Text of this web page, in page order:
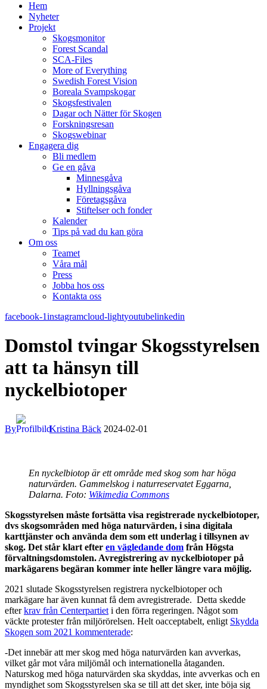
Hem
Nyheter
Projekt
Skogsmonitor
Forest Scandal
SCA-Files
More of Everything
Swedish Forest Vision
Boreala Svampskogar
Skogsfestivalen
Dagar och Nätter för Skogen
Forskningsresan
Skogswebinar
Engagera dig
Bli medlem
Ge en gåva
Minnesgåva
Hyllningsgåva
Företagsgåva
Stiftelser och fonder
Kalender
Tips på vad du kan göra
Om oss
Teamet
Våra mål​
Press
Jobba hos oss
Kontakta oss
facebook-1instagramcloud-lightyoutubelinkedin
Domstol tvingar Skogsstyrelsen
att ta hänsyn till
nyckelbiotoper
By Kristina Bäck 2024-02-01
En nyckelbiotop är ett område med skog som har höga
naturvärden. Gammelskog i naturreservatet Eggarna,
Dalarna. Foto: Wikimedia Commons
Skogsstyrelsen måste fortsätta visa registrerade nyckelbiotoper,
dvs skogsområden med höga naturvärden, i sina digitala
karttjänster och använda dem som ett underlag i tillsynen av
skog. Det står klart efter en vägledande dom från Högsta
förvaltningsdomstolen. Avregistrering av nyckelbiotoper på
markägarens begäran kommer inte heller längre vara möjlig.
2021 slutade Skogsstyrelsen registrera nyckelbiotoper och
markägare har även kunnat få dem avregistrerade. Detta skedde
efterkrav från Centerpartiet i den förra regeringen. Något som
väckte protester från miljörörelsen. Helt oacceptabelt, enligt Skydda
Skogen som 2021 kommenterade:
-Det innebär att mer skog med höga naturvärden kan avverkas,
vilket går mot våra miljömål och internationella åtaganden.
Naturskog med höga naturvärden ska skyddas, inte avverkas och en
myndighet som Skogsstyrelsen ska se till att det sker, inte böja sig